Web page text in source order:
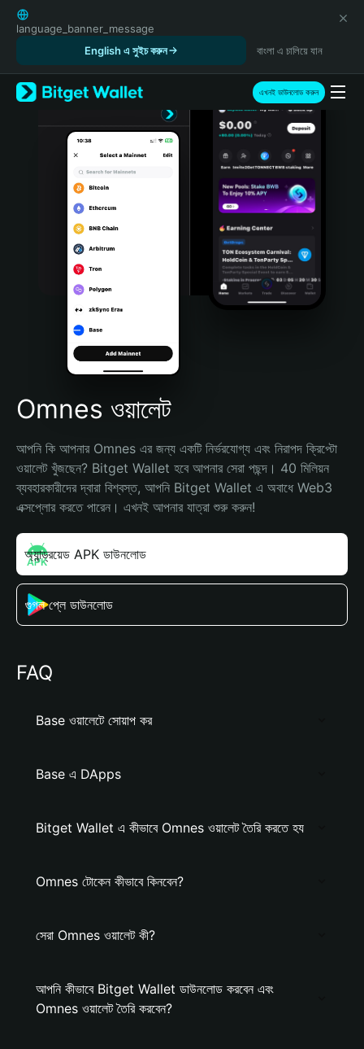
English
日本語
Русский
Español (Latinoamérica)
Türkçe
Português (Portugal)
Bahasa Indonesia
Português (Brasil)
Español (Argentina)
language_banner_message
English এ সুইচ করুন
বাংলা এ চালিয়ে যান
এখনই ডাউনলোড করুন
Omnes ওয়ালেট
আপনি কি আপনার Omnes এর জন্য একটি নির্ভরযোগ্য এবং নিরাপদ ক্রিপ্টো
ওয়ালেট খুঁজছেন? Bitget Wallet হবে আপনার সেরা পছন্দ। 40 মিলিয়ন
ব্যবহারকারীদের দ্বারা বিশ্বস্ত, আপনি Bitget Wallet এ অবাধে Web3
এক্সপ্লোর করতে পারেন। এখনই আপনার যাত্রা শুরু করুন!
অ্যান্ড্রয়েড APK ডাউনলোড
গুগল প্লে ডাউনলোড
FAQ
Base ওয়ালেটে সোয়াপ কর
Base এ DApps
Bitget Wallet এ কীভাবে Omnes ওয়ালেট তৈরি করতে হয
Omnes টোকেন কীভাবে কিনবেন?
সেরা Omnes ওয়ালেট কী?
আপনি কীভাবে Bitget Wallet ডাউনলোড করবেন এবং
Omnes ওয়ালেট তৈরি করবেন?